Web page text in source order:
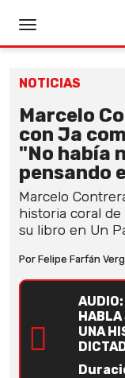
NOTICIAS
Marcelo
con Ja
"No había
pensando
Marcelo
historia coral de
su libro en Un
Por Felipe Farfán
AUDIO:
HABLA
UNA